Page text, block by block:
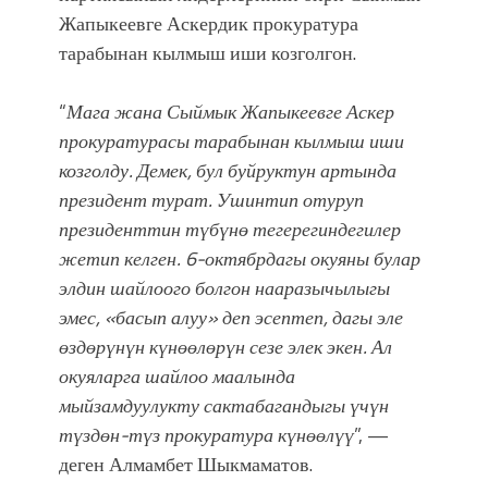
Жапыкеевге Аскердик прокуратура
тарабынан кылмыш иши козголгон.
“Мага жана Сыймык Жапыкеевге Аскер
прокуратурасы тарабынан кылмыш иши
козголду. Демек, бул буйруктун артында
президент турат. Ушинтип отуруп
президенттин түбүнө тегерегиндегилер
жетип келген. 6-октябрдагы окуяны булар
элдин шайлоого болгон нааразычылыгы
эмес, «басып алуу» деп эсептеп, дагы эле
өздөрүнүн күнөөлөрүн сезе элек экен. Ал
окуяларга шайлоо маалында
мыйзамдуулукту сактабагандыгы үчүн
түздөн-түз прокуратура күнөөлүү”, —
деген Алмамбет Шыкмаматов.